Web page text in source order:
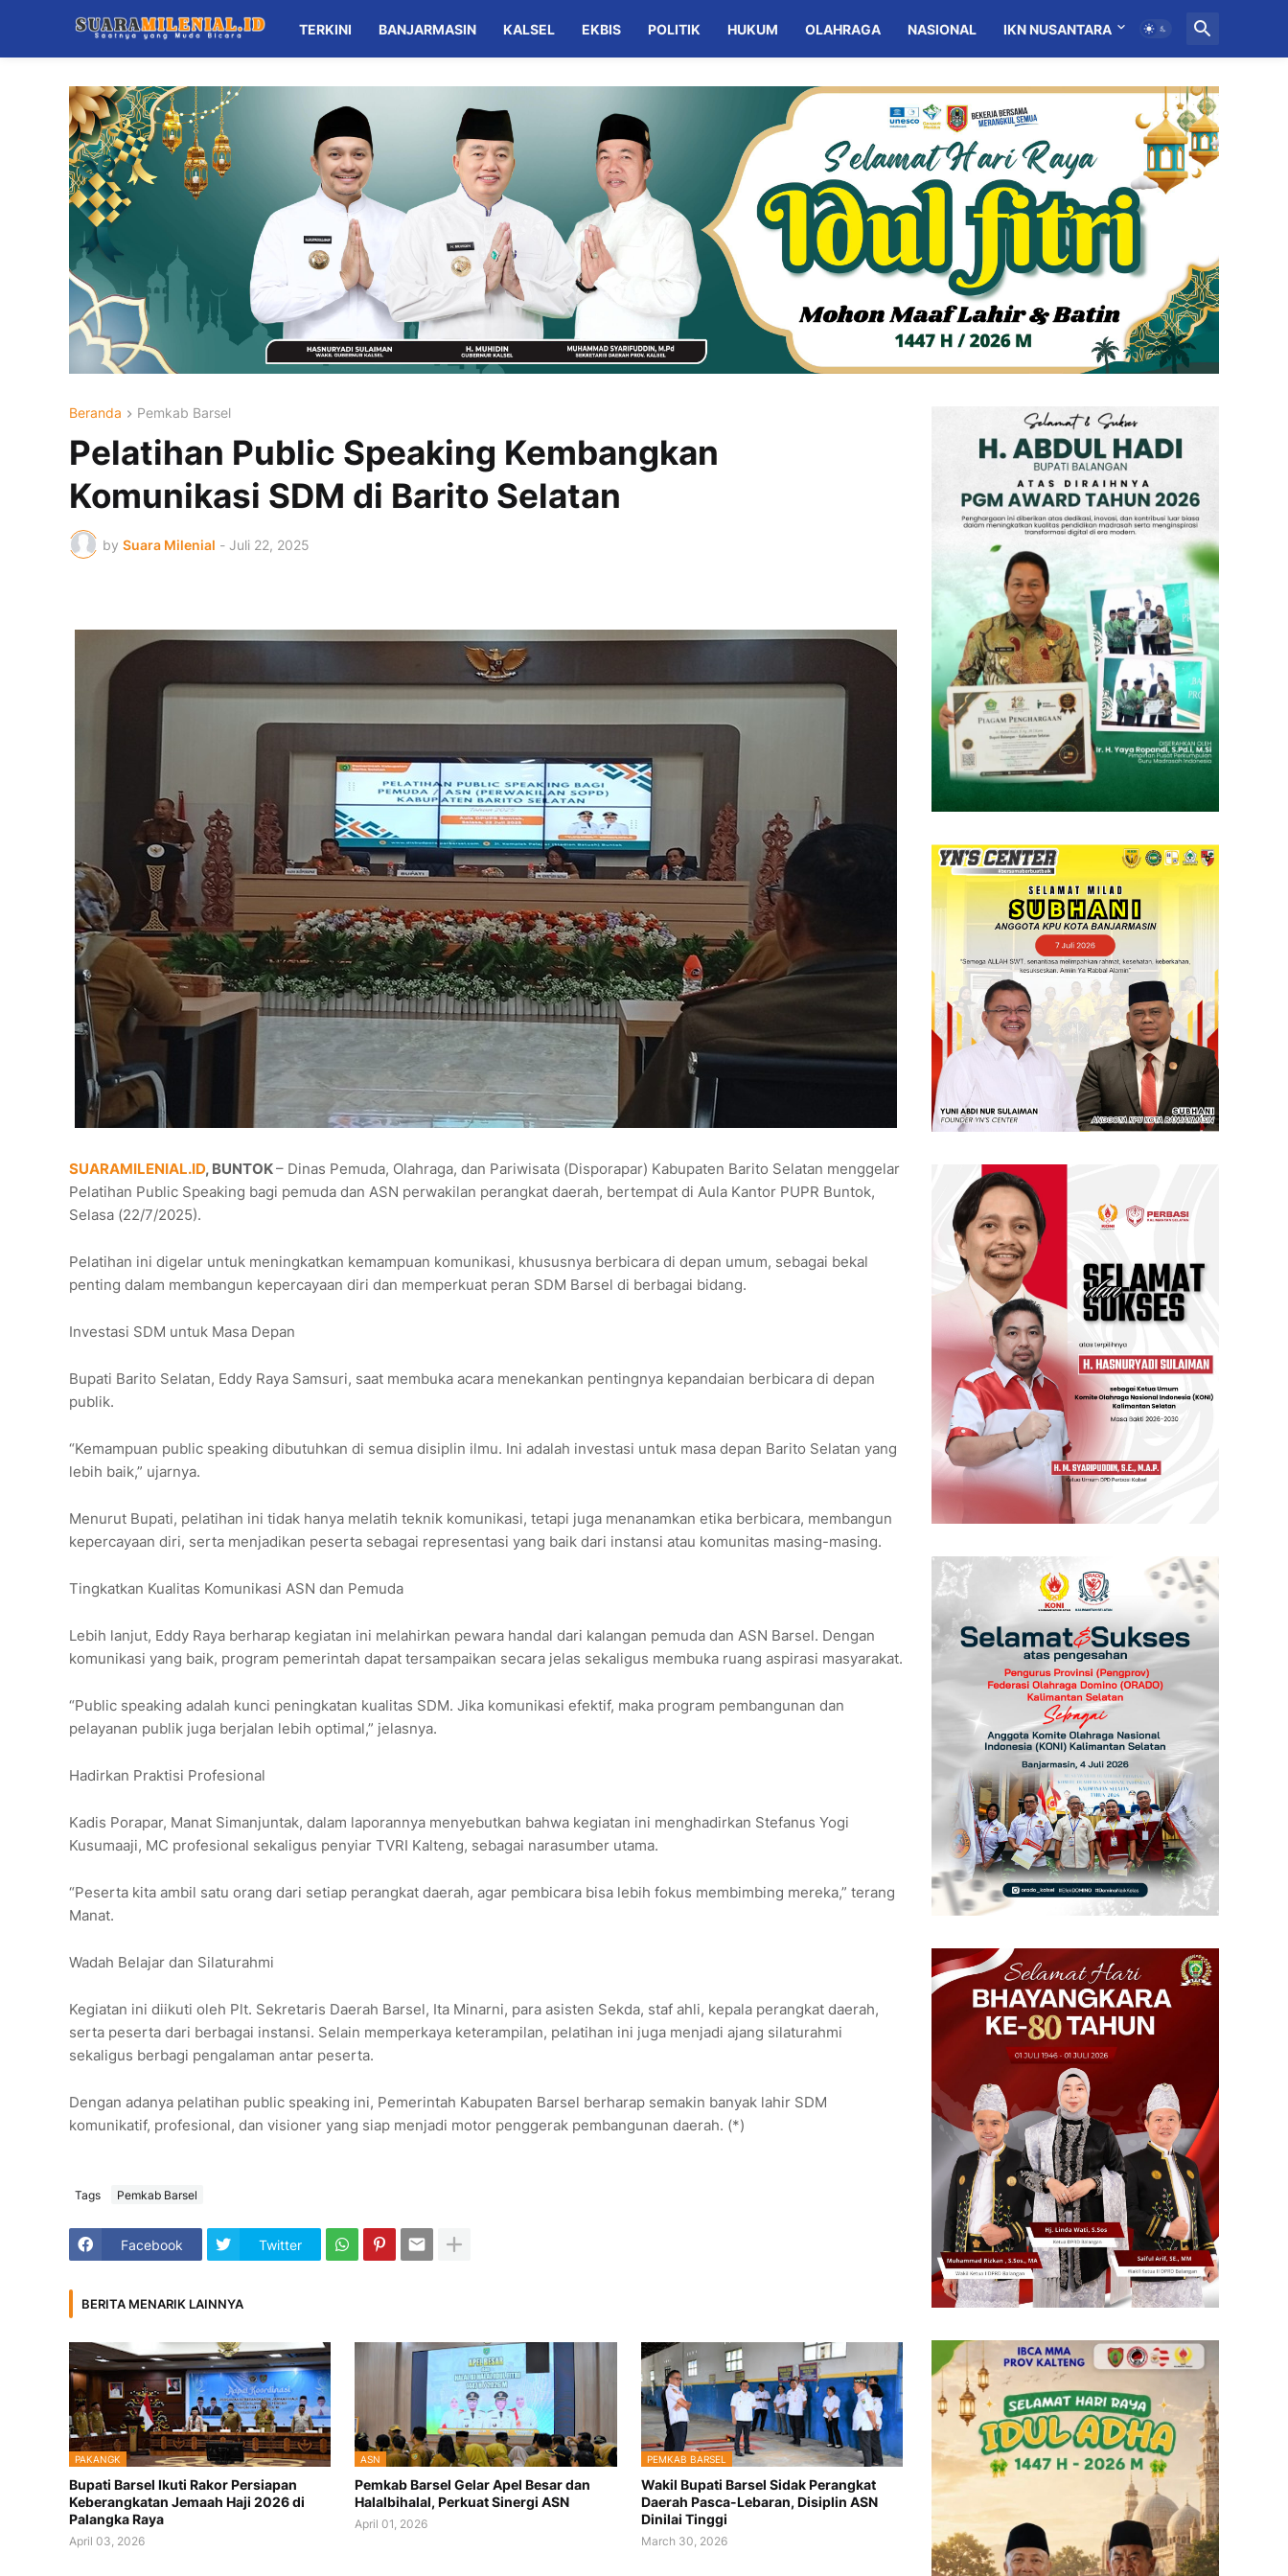
TERKINI BANJARMASIN KALSEL EKBIS POLITIK HUKUM OLAHRAGA NASIONAL IKN NUSANTARA MITRA
Beranda Pemkab Barsel
Pelatihan Public Speaking Kembangkan
Komunikasi SDM di Barito Selatan
by Suara Milenial - Juli 22, 2025
SUARAMILENIAL.ID, BUNTOK– Dinas Pemuda, Olahraga, dan Pariwisata (Disporapar) Kabupaten Barito Selatan menggelar
Pelatihan Public Speaking bagi pemuda dan ASN perwakilan perangkat daerah, bertempat di Aula Kantor PUPR Buntok,
Selasa (22/7/2025).
Pelatihan ini digelar untuk meningkatkan kemampuan komunikasi, khususnya berbicara di depan umum, sebagai bekal
penting dalam membangun kepercayaan diri dan memperkuat peran SDM Barsel di berbagai bidang.
Investasi SDM untuk Masa Depan
Bupati Barito Selatan, Eddy Raya Samsuri, saat membuka acara menekankan pentingnya kepandaian berbicara di depan
publik.
“Kemampuan public speaking dibutuhkan di semua disiplin ilmu. Ini adalah investasi untuk masa depan Barito Selatan yang
lebih baik,” ujarnya.
Menurut Bupati, pelatihan ini tidak hanya melatih teknik komunikasi, tetapi juga menanamkan etika berbicara, membangun
kepercayaan diri, serta menjadikan peserta sebagai representasi yang baik dari instansi atau komunitas masing-masing.
Tingkatkan Kualitas Komunikasi ASN dan Pemuda
Lebih lanjut, Eddy Raya berharap kegiatan ini melahirkan pewara handal dari kalangan pemuda dan ASN Barsel. Dengan
komunikasi yang baik, program pemerintah dapat tersampaikan secara jelas sekaligus membuka ruang aspirasi masyarakat.
“Public speaking adalah kunci peningkatan kualitas SDM. Jika komunikasi efektif, maka program pembangunan dan
pelayanan publik juga berjalan lebih optimal,” jelasnya.
Hadirkan Praktisi Profesional
Kadis Porapar, Manat Simanjuntak, dalam laporannya menyebutkan bahwa kegiatan ini menghadirkan Stefanus Yogi
Kusumaaji, MC profesional sekaligus penyiar TVRI Kalteng, sebagai narasumber utama.
“Peserta kita ambil satu orang dari setiap perangkat daerah, agar pembicara bisa lebih fokus membimbing mereka,” terang
Manat.
Wadah Belajar dan Silaturahmi
Kegiatan ini diikuti oleh Plt. Sekretaris Daerah Barsel, Ita Minarni, para asisten Sekda, staf ahli, kepala perangkat daerah,
serta peserta dari berbagai instansi. Selain memperkaya keterampilan, pelatihan ini juga menjadi ajang silaturahmi
sekaligus berbagi pengalaman antar peserta.
Dengan adanya pelatihan public speaking ini, Pemerintah Kabupaten Barsel berharap semakin banyak lahir SDM
komunikatif, profesional, dan visioner yang siap menjadi motor penggerak pembangunan daerah. (*)
Tags Pemkab Barsel
Facebook Twitter
BERITA MENARIK LAINNYA
PAKANGK
Bupati Barsel Ikuti Rakor Persiapan
Keberangkatan Jemaah Haji 2026 di
Palangka Raya
April 03, 2026
ASN
Pemkab Barsel Gelar Apel Besar dan
Halalbihalal, Perkuat Sinergi ASN
April 01, 2026
PEMKAB BARSEL
Wakil Bupati Barsel Sidak Perangkat
Daerah Pasca-Lebaran, Disiplin ASN
Dinilai Tinggi
March 30, 2026